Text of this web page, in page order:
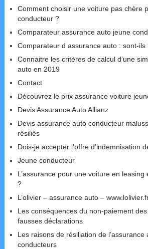
Comment choisir une voiture pas chère
conducteur ?
Comparateur assurance auto jeune
Comparateur d assurance auto : sont-ils
Connaitre les critères de calcul d’une
auto en 2019
Contact
Découvrez le prix assurance voiture
Devis Assurance Auto Allianz
Devis assurance auto conducteur
résiliés
Dois-je accepter l’offre d’indemnisation
Jeune conducteur
L’assurance pour une voiture en
?
L’olivier – assurance auto –
Les conséquences du non-paiement
fausses déclarations
Les raisons de résiliation de
conducteurs